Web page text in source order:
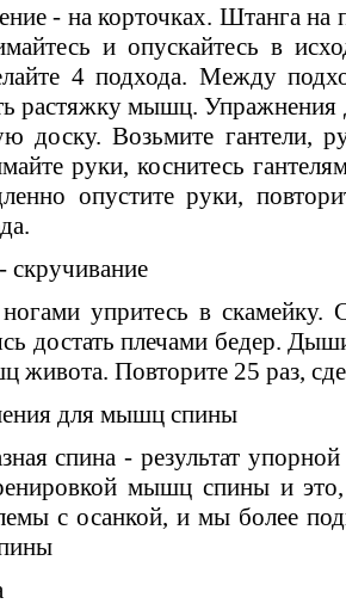
- на корточках. Штанга на
и опускайтесь в
4 подхода. Между
растяжку мышц. Упражнения
доску. Возьмите гантели,
руки, коснитесь
опустите руки,
упритесь в скамейку.
достать плечами бедер.
живота. Повторите 25 раз,
для мышц спины
спина - результат
мышц спины и
с осанкой, и мы более